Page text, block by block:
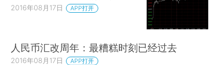
2016年08月17日 APP打开
人民币汇改周年：最糟糕时刻已经过去
2016年08月17日 APP打开